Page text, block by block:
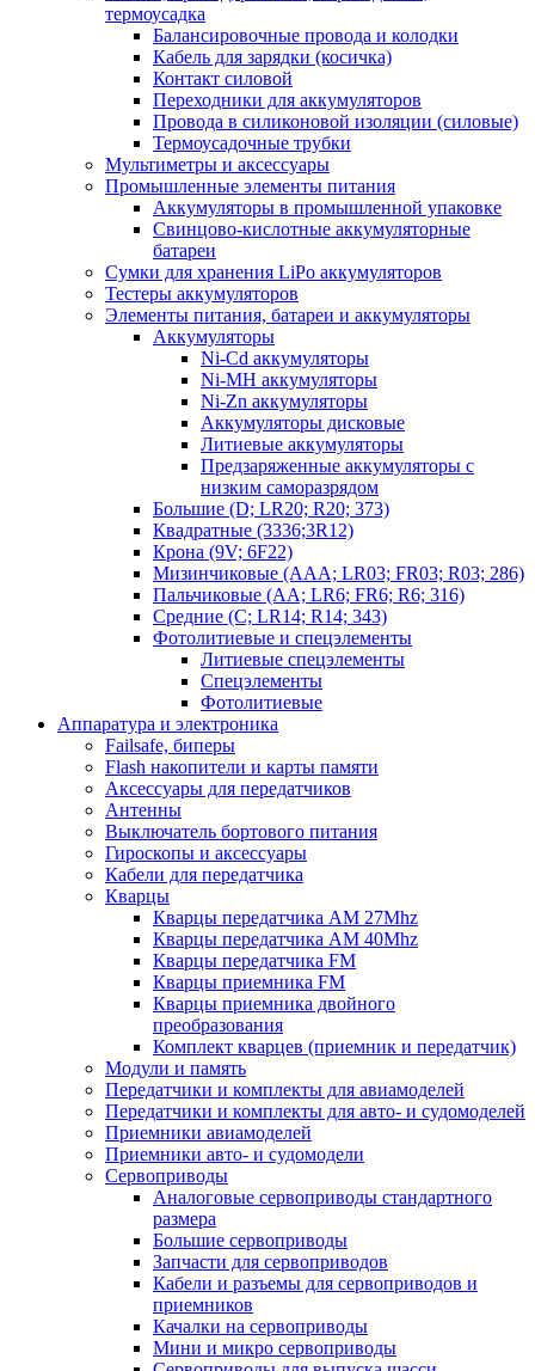
термоусадка
Балансировочные провода и колодки
Кабель для зарядки (косичка)
Контакт силовой
Переходники для аккумуляторов
Провода в силиконовой изоляции (силовые)
Термоусадочные трубки
Мультиметры и аксессуары
Промышленные элементы питания
Аккумуляторы в промышленной упаковке
Свинцово-кислотные аккумуляторные
батареи
Сумки для хранения LiPo аккумуляторов
Тестеры аккумуляторов
Элементы питания, батареи и аккумуляторы
Аккумуляторы
Ni-Cd аккумуляторы
Ni-MH аккумуляторы
Ni-Zn аккумуляторы
Аккумуляторы дисковые
Литиевые аккумуляторы
Предзаряженные аккумуляторы с
низким саморазрядом
Большие (D; LR20; R20; 373)
Квадратные (3336;3R12)
Крона (9V; 6F22)
Мизинчиковые (AAA; LR03; FR03; R03; 286)
Пальчиковые (AA; LR6; FR6; R6; 316)
Средние (C; LR14; R14; 343)
Фотолитиевые и спецэлементы
Литиевые спецэлементы
Спецэлементы
Фотолитиевые
Аппаратура и электроника
Failsafe, биперы
Flash накопители и карты памяти
Аксессуары для передатчиков
Антенны
Выключатель бортового питания
Гироскопы и аксессуары
Кабели для передатчика
Кварцы
Кварцы передатчика AM 27Mhz
Кварцы передатчика AM 40Mhz
Кварцы передатчика FM
Кварцы приемника FM
Кварцы приемника двойного
преобразования
Комплект кварцев (приемник и передатчик)
Модули и память
Передатчики и комплекты для авиамоделей
Передатчики и комплекты для авто- и судомоделей
Приемники авиамоделей
Приемники авто- и судомодели
Сервоприводы
Аналоговые сервоприводы стандартного
размера
Большие сервоприводы
Запчасти для сервоприводов
Кабели и разъемы для сервоприводов и
приемников
Качалки на сервоприводы
Мини и микро сервоприводы